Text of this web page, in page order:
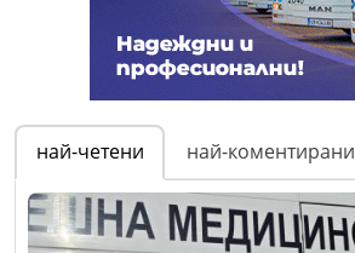
най-четени най-коментирани